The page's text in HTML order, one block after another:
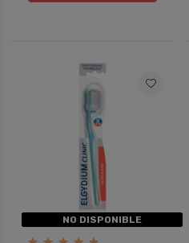
NO DISPONIBLE